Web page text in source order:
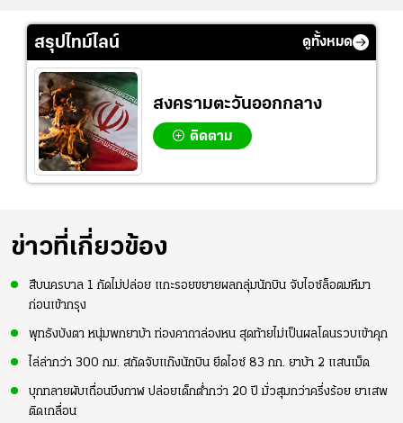
สรุปไทม์ไลน์ ดูทั้งหมด
สงครามตะวันออกกลาง
ติดตาม
ข่าวที่เกี่ยวข้อง
สืบนครบาล 1 กัดไม่ปล่อย แกะรอยขยายผลกลุ่มนักบิน จับไอซ์ล็อตมหึมา
ก่อนเข้ากรุง
พุทธังบังตา หนุ่มพกยาบ้า ท่องคาถาล่องหน สุดท้ายไม่เป็นผลโดนรวบเข้าคุก
ไล่ล่ากว่า 300 กม. สกัดจับแก๊งนักบิน ยึดไอซ์ 83 กก. ยาบ้า 2 แสนเม็ด
บุกทลายผับเถื่อนบึงกาฬ ปล่อยเด็กต่ำกว่า 20 ปี มั่วสุมกว่าครึ่งร้อย ยาเสพ
ติดเกลื่อน